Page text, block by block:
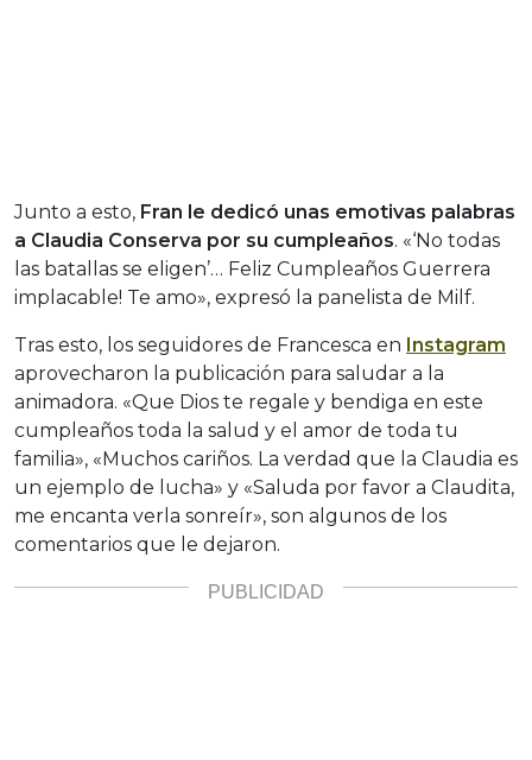
Junto a esto, Fran le dedicó unas emotivas palabras
a Claudia Conserva por su cumpleaños. «‘No todas
las batallas se eligen’… Feliz Cumpleaños Guerrera
implacable! Te amo», expresó la panelista de Milf.
Tras esto, los seguidores de Francesca en Instagram
aprovecharon la publicación para saludar a la
animadora. «Que Dios te regale y bendiga en este
cumpleaños toda la salud y el amor de toda tu
familia», «Muchos cariños. La verdad que la Claudia es
un ejemplo de lucha» y «Saluda por favor a Claudita,
me encanta verla sonreír», son algunos de los
comentarios que le dejaron.